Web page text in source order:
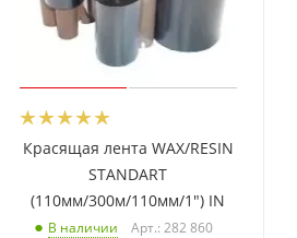
Красящая лента WAX/RESIN
STANDART
(110мм/300м/110мм/1") IN
В наличии Арт.: 282 860